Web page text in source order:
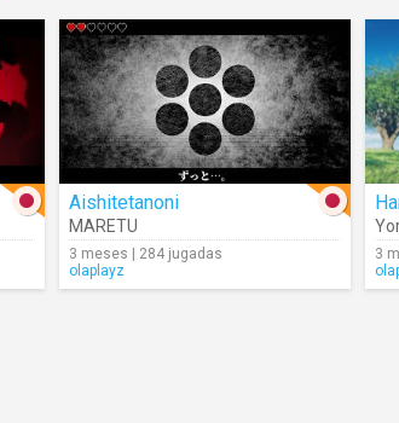
Aishitetanoni
MARETU
3 meses | 284 jugadas
olaplayz
3